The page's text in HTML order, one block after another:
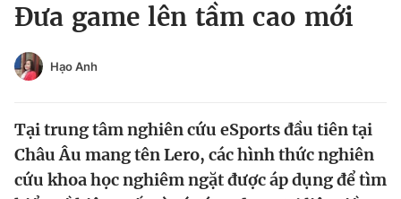
Chào ngày mới
Video Magazine
Tin đã xem
Đăng xuất
Đưa game lên tầm cao mới
Hạo Anh
Tại trung tâm nghiên cứu eSports đầu tiên tại
Châu Âu mang tên Lero, các hình thức nghiên
cứu khoa học nghiêm ngặt được áp dụng để tìm